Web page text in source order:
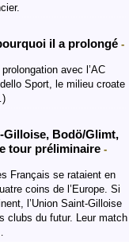
il a prolongé -
avec l’AC
Sport, le milieu croate
Gilloise, Bodö/Glimt,
tour préliminaire -
Français se rataient en
coins de l’Europe. Si
l’Union Saint-Gilloise
clubs du futur. Leur match